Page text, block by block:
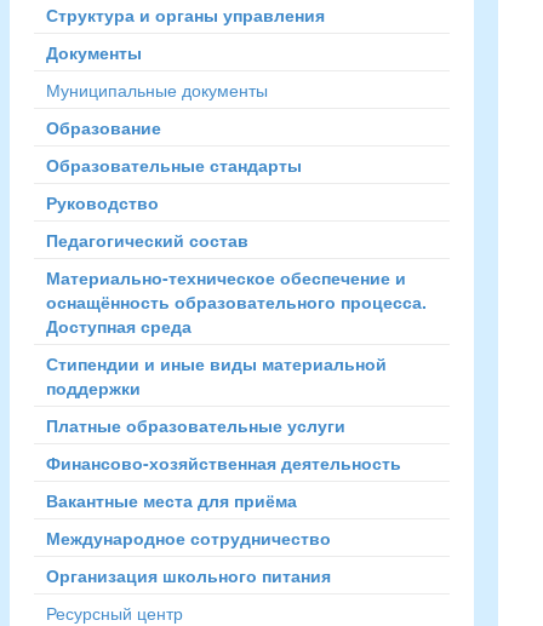
Структура и органы управления
Документы
Муниципальные документы
Образование
Образовательные стандарты
Руководство
Педагогический состав
Материально-техническое обеспечение и
оснащённость образовательного процесса.
Доступная среда
Стипендии и иные виды материальной
поддержки
Платные образовательные услуги
Финансово-хозяйственная деятельность
Вакантные места для приёма
Международное сотрудничество
Организация школьного питания
Ресурсный центр